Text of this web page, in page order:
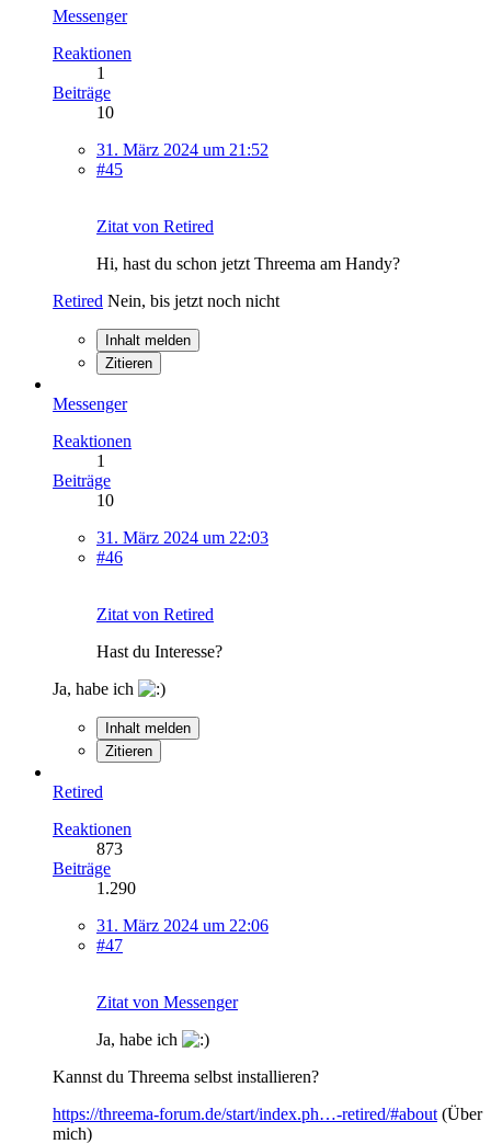
Messenger
Reaktionen
1
Beiträge
10
31. März 2024 um 21:52
#45
Zitat von Retired
Hi, hast du schon jetzt Threema am Handy?
Retired Nein, bis jetzt noch nicht
Inhalt melden
Zitieren
Messenger
Reaktionen
1
Beiträge
10
31. März 2024 um 22:03
#46
Zitat von Retired
Hast du Interesse?
Ja, habe ich
Inhalt melden
Zitieren
Retired
Reaktionen
873
Beiträge
1.290
31. März 2024 um 22:06
#47
Zitat von Messenger
Ja, habe ich
Kannst du Threema selbst installieren?
https://threema-forum.de/start/index.ph…-retired/#about (Über
mich)